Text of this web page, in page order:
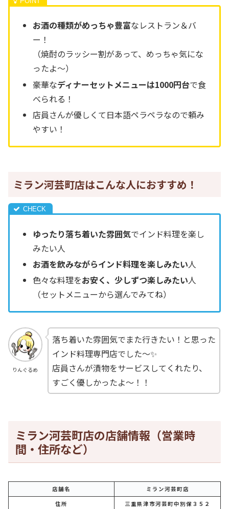
お酒の種類がめっちゃ豊富なレストラン＆バ
ー！
（焼酎のラッシー割があって、めっちゃ気にな
ったよ～）
豪華なディナーセットメニューは1000円台で食
べられる！
店員さんが優しくて日本語ペラペラなので頼み
やすい！
ミラン河芸町店はこんな人におすすめ！
ゆったり落ち着いた雰囲気でインド料理を楽し
みたい人
お酒を飲みながらインド料理を楽しみたい人
色々な料理をお安く、少しずつ楽しみたい人
（セットメニューから選んでみてね）
りんぐるめ
落ち着いた雰囲気でまた行きたい！と思った
インド料理専門店でした～✨
店員さんが漬物をサービスしてくれたり、
すごく優しかったよ～！！
ミラン河芸町店の店舗情報（営業時
間・住所など）
店舗名
ミラン河芸町店
住所
三重県津市河芸町中別保３５２